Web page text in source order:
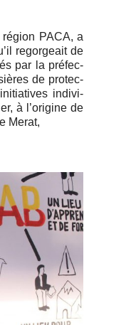
PACA, a
re­gor­geait de
par la pré­fec­
de pro­tec­
in­di­vi­
à l’ori­gine de
Merat,